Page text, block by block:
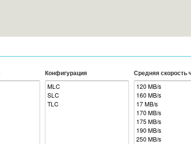
Конфигурация Средняя скорость